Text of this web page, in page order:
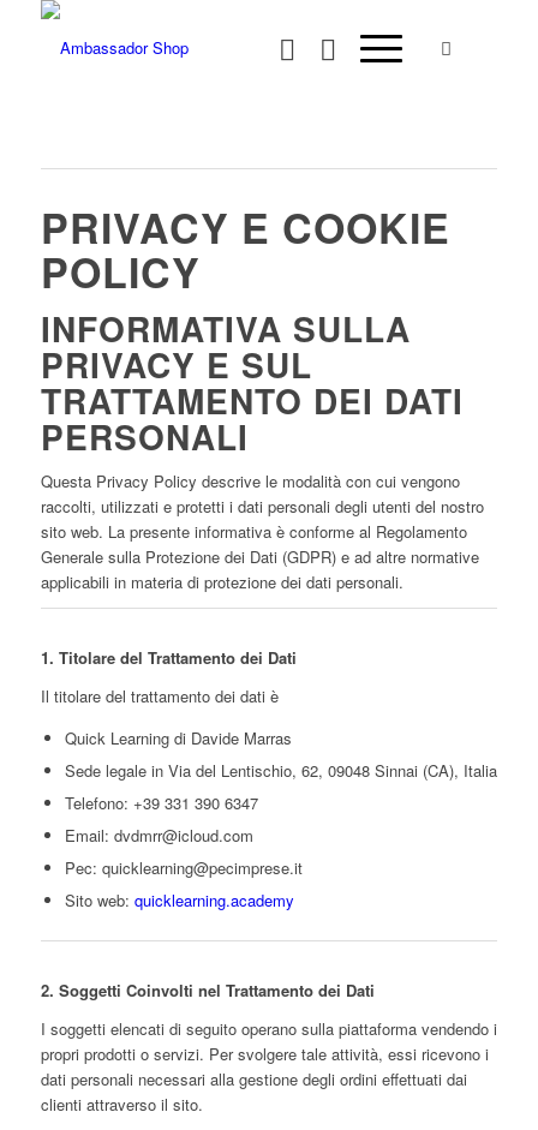
PRIVACY E COOKIE
POLICY
INFORMATIVA SULLA
PRIVACY E SUL
TRATTAMENTO DEI DATI
PERSONALI
Questa Privacy Policy descrive le modalità con cui vengono
raccolti, utilizzati e protetti i dati personali degli utenti del nostro
sito web. La presente informativa è conforme al Regolamento
Generale sulla Protezione dei Dati (GDPR) e ad altre normative
applicabili in materia di protezione dei dati personali.
1. Titolare del Trattamento dei Dati
Il titolare del trattamento dei dati è
Quick Learning di Davide Marras
Sede legale in Via del Lentischio, 62, 09048 Sinnai (CA), Italia
Telefono: +39 331 390 6347
Email: dvdmrr@icloud.com
Pec: quicklearning@pecimprese.it
Sito web: quicklearning.academy
2. Soggetti Coinvolti nel Trattamento dei Dati
I soggetti elencati di seguito operano sulla piattaforma vendendo i
propri prodotti o servizi. Per svolgere tale attività, essi ricevono i
dati personali necessari alla gestione degli ordini effettuati dai
clienti attraverso il sito.